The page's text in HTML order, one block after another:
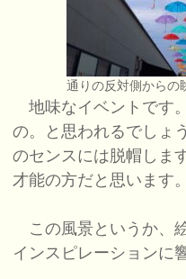
通りの反対側からの
地味なイベントです
の。と思われるでしょ
のセンスには脱帽しま
才能の方だと思います。
この風景というか、
インスピレーションに